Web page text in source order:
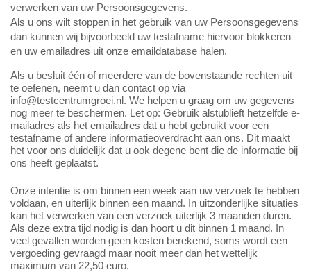
verwerken van uw Persoonsgegevens.
Als u ons wilt stoppen in het gebruik van uw Persoonsgegevens
dan kunnen wij bijvoorbeeld uw testafname hiervoor blokkeren
en uw emailadres uit onze emaildatabase halen.
Als u besluit één of meerdere van de bovenstaande rechten uit
te oefenen, neemt u dan contact op via
info@testcentrumgroei.nl. We helpen u graag om uw gegevens
nog meer te beschermen. Let op: Gebruik alstublieft hetzelfde e-
mailadres als het emailadres dat u hebt gebruikt voor een
testafname of andere informatieoverdracht aan ons. Dit maakt
het voor ons duidelijk dat u ook degene bent die de informatie bij
ons heeft geplaatst.
Onze intentie is om binnen een week aan uw verzoek te hebben
voldaan, en uiterlijk binnen een maand. In uitzonderlijke situaties
kan het verwerken van een verzoek uiterlijk 3 maanden duren.
Als deze extra tijd nodig is dan hoort u dit binnen 1 maand. In
veel gevallen worden geen kosten berekend, soms wordt een
vergoeding gevraagd maar nooit meer dan het wettelijk
maximum van 22,50 euro.